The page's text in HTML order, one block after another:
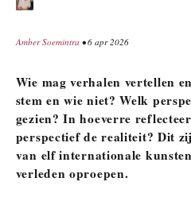
Amber Soemintra • 6 apr 2026
Wie mag verhalen vertellen
stem en wie niet? Welk
gezien? In hoeverre
perspectief de realiteit? Dit
van elf internationale
verleden oproepen.